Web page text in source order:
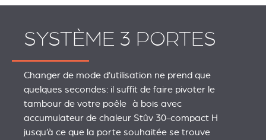
SYSTÈME 3 PORTES
Changer de mode d'utilisation ne prend que
quelques secondes: il suffit de faire pivoter le
tambour de votre poêle à bois avec
accumulateur de chaleur Stûv 30-compact H
jusqu’à ce que la porte souhaitée se trouve